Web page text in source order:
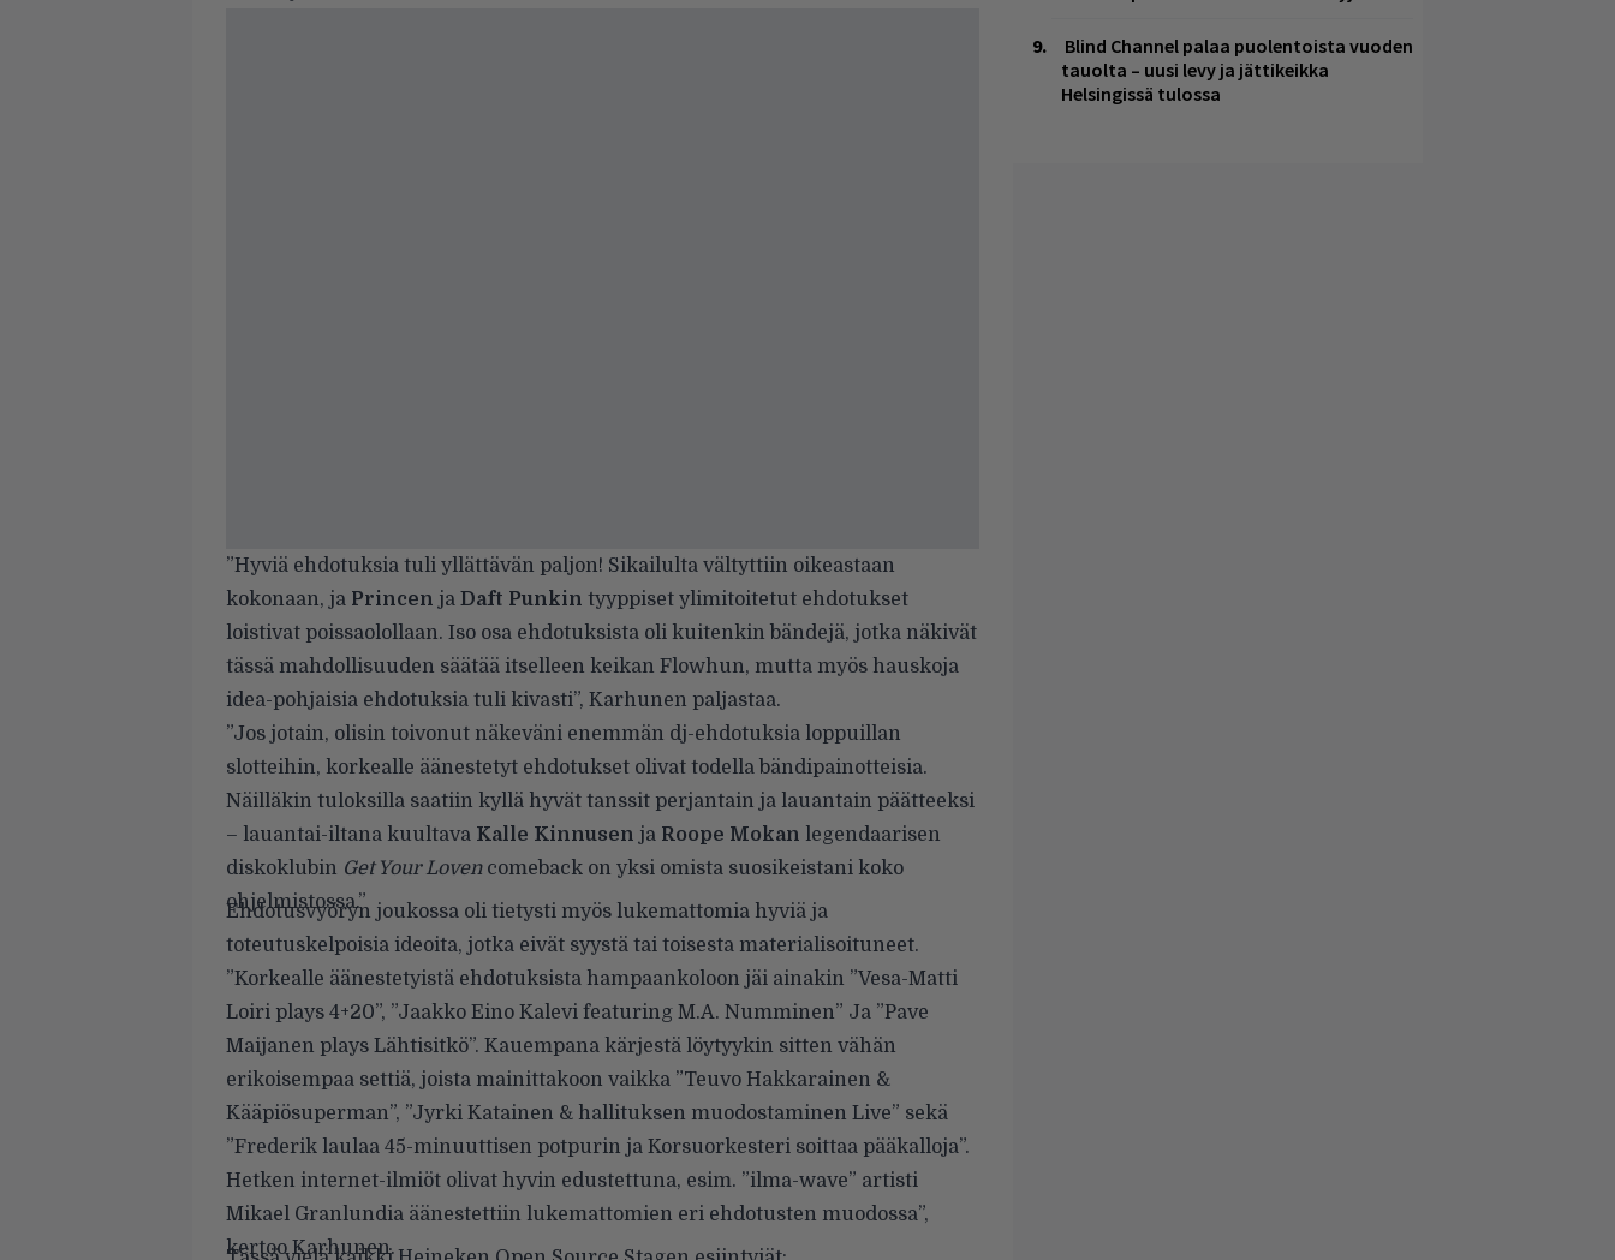
”Hyviä ehdotuksia tuli yllättävän paljon! Sikailulta vältyttiin oikeastaan
kokonaan, ja Princen ja Daft Punkin tyyppiset ylimitoitetut ehdotukset
loistivat poissaolollaan. Iso osa ehdotuksista oli kuitenkin bändejä, jotka näkivät
tässä mahdollisuuden säätää itselleen keikan Flowhun, mutta myös hauskoja
idea-pohjaisia ehdotuksia tuli kivasti”, Karhunen paljastaa.
”Jos jotain, olisin toivonut näkeväni enemmän dj-ehdotuksia loppuillan
slotteihin, korkealle äänestetyt ehdotukset olivat todella bändipainotteisia.
Näilläkin tuloksilla saatiin kyllä hyvät tanssit perjantain ja lauantain päätteeksi
– lauantai-iltana kuultava Kalle Kinnusen ja Roope Mokan legendaarisen
diskoklubin Get Your Lovencomeback on yksi omista suosikeistani koko
ohjelmistossa.”
Ehdotusvyöryn joukossa oli tietysti myös lukemattomia hyviä ja
toteutuskelpoisia ideoita, jotka eivät syystä tai toisesta materialisoituneet.
”Korkealle äänestetyistä ehdotuksista hampaankoloon jäi ainakin ”Vesa-Matti
Loiri plays 4+20”, ”Jaakko Eino Kalevi featuring M.A. Numminen” Ja ”Pave
Maijanen plays Lähtisitkö”. Kauempana kärjestä löytyykin sitten vähän
erikoisempaa settiä, joista mainittakoon vaikka ”Teuvo Hakkarainen &
Kääpiösuperman”, ”Jyrki Katainen & hallituksen muodostaminen Live” sekä
”Frederik laulaa 45-minuuttisen potpurin ja Korsuorkesteri soittaa pääkalloja”.
Hetken internet-ilmiöt olivat hyvin edustettuna, esim. ”ilma-wave” artisti
Mikael Granlundia äänestettiin lukemattomien eri ehdotusten muodossa”,
kertoo Karhunen.
Blind Channel palaa puolentoista vuoden
tauolta – uusi levy ja jättikeikka
Helsingissä tulossa